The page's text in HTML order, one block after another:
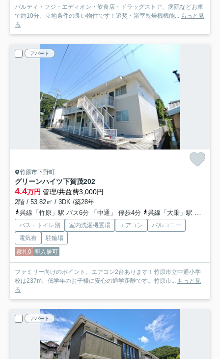
パルティ・フジ・エディオン・飲食店・ドラッグストア、病院などお車
で約10分、立地条件の良い物件です！追焚・浴室乾燥機機能... もっと見
る
アパート
竹原市下野町
グリーンハイツ下賀茂202
4.4万円 管理/共益費3,000円
2階 / 53.82㎡ / 3DK /築28年
呉線「竹原」駅 バス6分 「中通」 停歩4分
呉線「大乗」駅 徒歩86分
バス・トイレ別 室内洗濯機置場 エアコン
バルコニー
電気有
駐輪場
敷礼0 即入居可
ファミリー向けのポイント。エアコン2台あります！竹原市立中通小学
校は237m、低学年のお子様に安心の通学距離です。竹原市... もっと見
る
アパート